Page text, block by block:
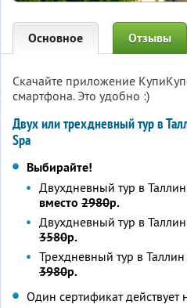
Основное Отзывы
Скачайте приложение
смартфона. Это удобно :)
Двух или трехдневный тур в
Spa
Выбирайте!
Двухдневный тур в
вместо 2980р.
Двухдневный тур в
3580р.
Трехдневный тур в
3980р.
Один сертификат действует